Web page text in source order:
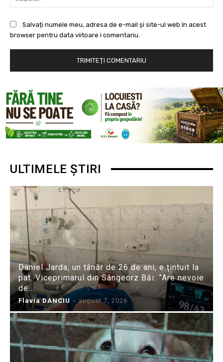
Salvați numele meu, adresa de e-mail și site-ul web în acest
browser pentru data viitoare i comentariu.
ULTIMELE ȘTIRI
Daniel Jarda, un tânăr de 26 de ani, e țintuit la
pat. Viceprimarul din Sângeorz Băi: ”Are nevoie
de...
Flavia DANCIU - august 7, 2026